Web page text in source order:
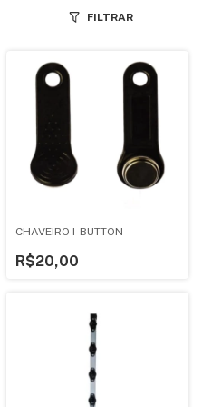
FILTRAR
CHAVEIRO I-BUTTON
R$20,00